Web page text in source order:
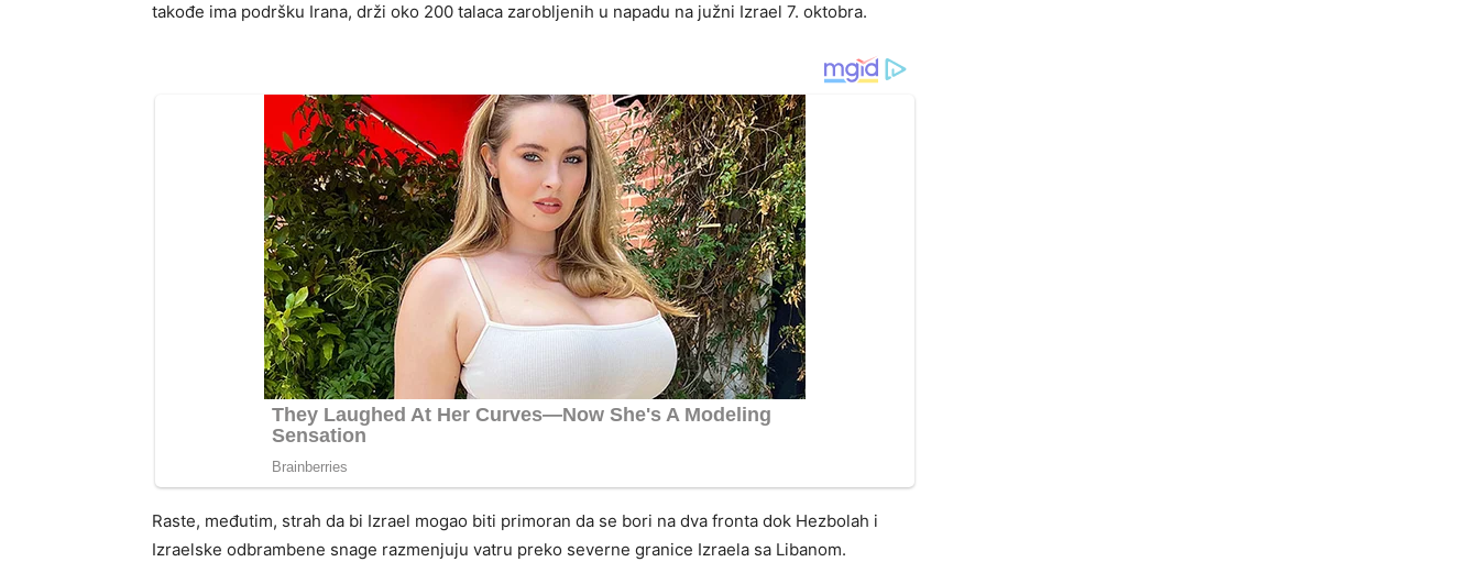
takođe ima podršku Irana, drži oko 200 talaca zarobljenih u napadu na južni Izrael 7. oktobra.
Raste, međutim, strah da bi Izrael mogao biti primoran da se bori na dva fronta dok Hezbolah i
Izraelske odbrambene snage razmenjuju vatru preko severne granice Izraela sa Libanom.